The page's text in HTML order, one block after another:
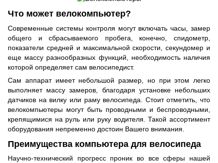
Что может велокомпьютер?
Современные системы контроля могут включать часы, замер
общего и сбрасываемого пробега, конечно, спидометр,
показатели средней и максимальной скорости, секундомер и
еще массу разнообразных функций, необходимость наличия
которой определяет сам велосипедист.
Сам аппарат имеет небольшой размер, но при этом легко
выполняет массу замеров, благодаря установке небольших
датчиков на вилку или раму велосипеда. Стоит отметить, что
велокомпьютеры могут быть проводными и беспроводными,
крепящимися на руль или руку водителя. Такой ассортимент
оборудования непременно достоин Вашего внимания.
Преимущества компьютера для велосипеда
Научно-технический прогресс проник во все сферы нашей